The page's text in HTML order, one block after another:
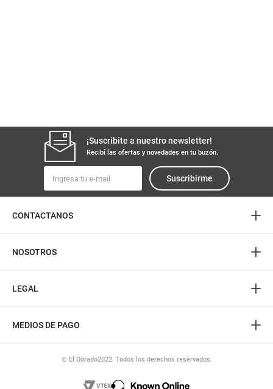
¡Suscribite a nuestro newsletter!
Recibí las ofertas y novedades en tu buzón.
Suscribirme
CONTACTANOS +
NOSOTROS +
LEGAL +
MEDIOS DE PAGO +
© El Dorado2022. Todos los derechos reservados.